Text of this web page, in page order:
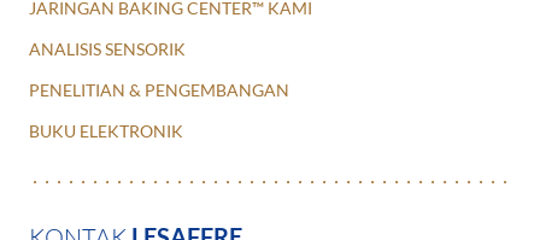
JARINGAN BAKING CENTER™ KAMI
ANALISIS SENSORIK
PENELITIAN & PENGEMBANGAN
BUKU ELEKTRONIK